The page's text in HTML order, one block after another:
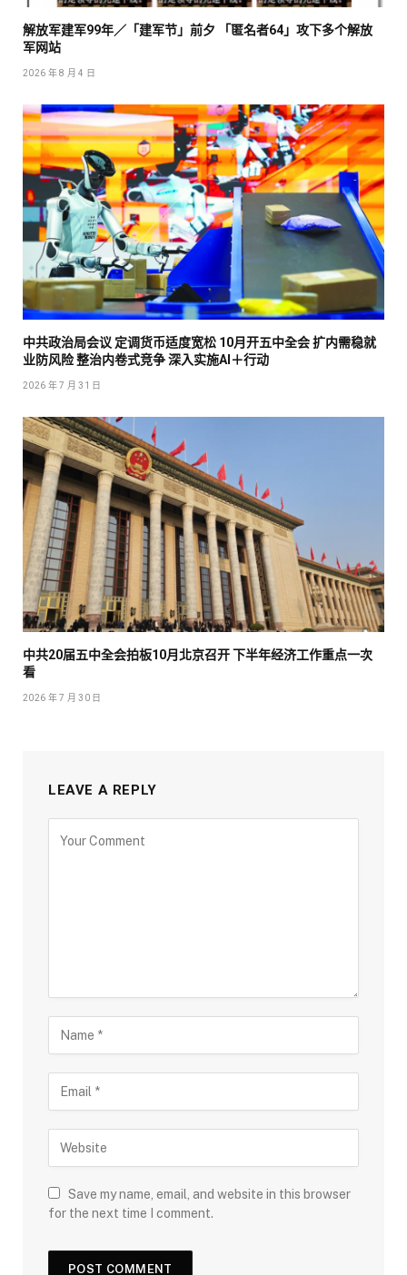
解放军建军99年／「建军节」前夕 「匿名者64」攻下多个解放
军网站
2026 年 8 月 4 日
中共政治局会议 定调货币适度宽松 10月开五中全会 扩内需稳就
业防风险 整治内卷式竞争 深入实施AI＋行动
2026 年 7 月 31 日
中共20届五中全会拍板10月北京召开 下半年经济工作重点一次
看
2026 年 7 月 30 日
LEAVE A REPLY
Save my name, email, and website in this browser
for the next time I comment.